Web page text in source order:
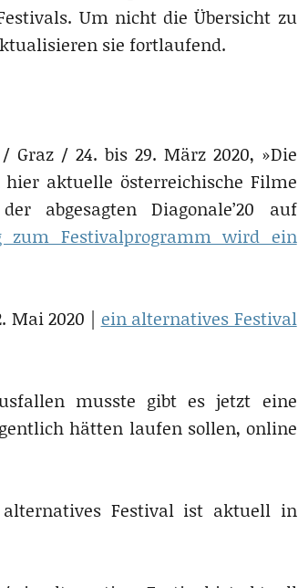
Um nicht die Übersicht zu
sie fortlaufend.
Graz / 24. bis 29. März 2020, »Die
aktuelle österreichische Filme
abgesagten Diagonale’20 auf
zum Festivalprogramm wird ein
Mai 2020 | ein alter­na­tives Festival
musste gibt es jetzt eine
hätten laufen sollen, online
Festival ist aktuell in